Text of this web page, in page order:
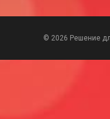
© 2026 Решение